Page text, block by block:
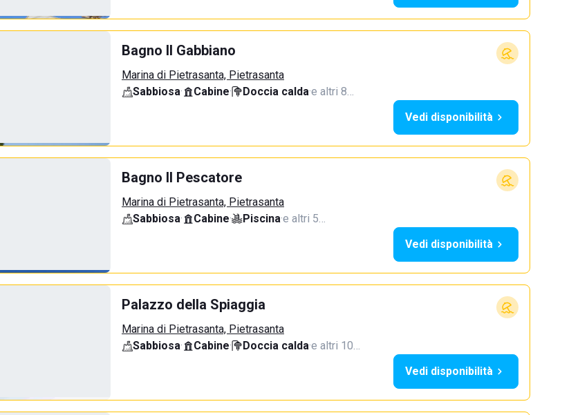
Bagno Il Gabbiano
Marina di Pietrasanta, Pietrasanta
Sabbiosa· Cabine· Doccia calda·e altri 8…
Vedi disponibilità
Bagno Il Pescatore
Marina di Pietrasanta, Pietrasanta
Sabbiosa· Cabine· Piscina·e altri 5…
Vedi disponibilità
Palazzo della Spiaggia
Marina di Pietrasanta, Pietrasanta
Sabbiosa· Cabine· Doccia calda·e altri 10…
Vedi disponibilità